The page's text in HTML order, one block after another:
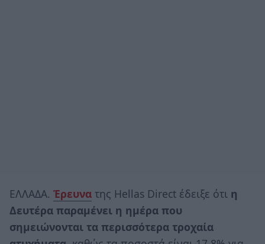
ΕΛΛΑΔΑ. Έρευνα της Hellas Direct έδειξε ότι η
Δευτέρα παραμένει η ημέρα που
σημειώνονται τα περισσότερα τροχαία